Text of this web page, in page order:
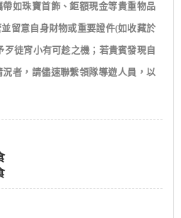
如珠寶首飾、鉅額現金等貴重物品
留意自身財物或重要證件(如收藏於
歹徒宵小有可趁之機；若貴賓發現自
者，請儘速聯繫領隊導遊人員，以